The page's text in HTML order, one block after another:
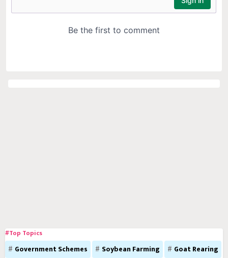
#Top Topics
Government Schemes Soybean Farming
Goat Rearing